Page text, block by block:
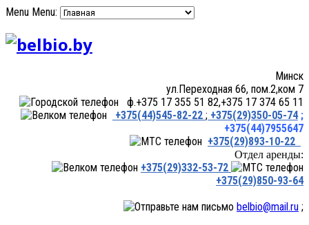
Menu Menu:
Минск
ул.Переходная 66, пом.2,ком 7
ф.+375 17 355 51 82,+375 17 374 65 11
+375(44)545-82-22 ; +375(29)350-05-74 ;
+375(44)7955647
+375(29)893-10-22
Отдел аренды:
+375(29)332-53-72
+375(29)850-93-64
belbio@mail.ru ;